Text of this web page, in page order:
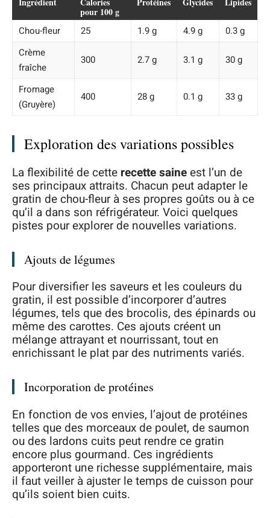
pour 100 g
Chou-fleur 25 1.9 g 4.9 g
0.3 g
Crème
fraîche
300 2.7 g 3.1 g 30 g
Fromage
(Gruyère)
400 28 g 0.1 g 33 g
Exploration des variations possibles
La flexibilité de cette recette saineest l’un de
ses principaux attraits. Chacun peut adapter le
gratin de chou-fleur à ses propres goûts ou à ce
qu’il a dans son réfrigérateur. Voici quelques
pistes pour explorer de nouvelles variations.
Ajouts de légumes
Pour diversifier les saveurs et les couleurs du
gratin, il est possible d’incorporer d’autres
légumes, tels que des brocolis, des épinards ou
même des carottes. Ces ajouts créent un
mélange attrayant et nourrissant, tout en
enrichissant le plat par des nutriments variés.
Incorporation de protéines
En fonction de vos envies, l’ajout de protéines
telles que des morceaux de poulet, de saumon
ou des lardons cuits peut rendre ce gratin
encore plus gourmand. Ces ingrédients
apporteront une richesse supplémentaire, mais
il faut veiller à ajuster le temps de cuisson pour
qu’ils soient bien cuits.